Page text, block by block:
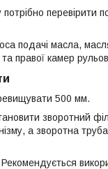
перевірити
подачі масла,
правої камер
500 мм.
зворотний
а зворотна